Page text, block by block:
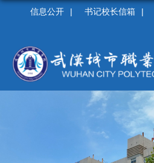
信息公开 | 书记校长信箱 |